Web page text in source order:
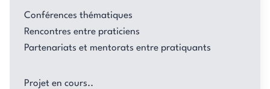
Conférences thématiques
Rencontres entre praticiens
Partenariats et mentorats entre pratiquants
Projet en cours..